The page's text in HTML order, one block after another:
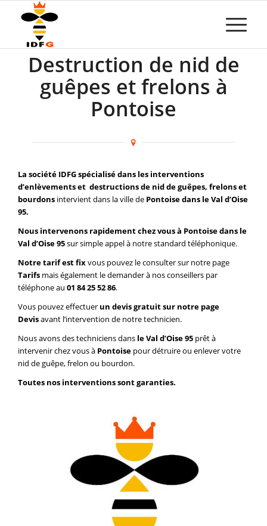
Destruction de nid de
guêpes et frelons à
Pontoise
La société IDFG spécialisé dans les interventions
d’enlèvements et destructions de nid de guêpes, frelons et
bourdons intervient dans la ville de Pontoise dans le Val d’Oise
95.
Nous intervenons rapidement chez vous à Pontoise dans le
Val d’Oise 95sur simple appel à notre standard téléphonique.
Notre tarif est fixvous pouvez le consulter sur notre page
Tarifs mais également le demander à nos conseillers par
téléphone au 01 84 25 52 86.
Vous pouvez effectuer un devis gratuit sur notre page
Devisavant l’intervention de notre technicien.
Nous avons des techniciens dans le Val d’Oise 95 prêt à
intervenir chez vous à Pontoise pour détruire ou enlever votre
nid de guêpe, frelon ou bourdon.
Toutes nos interventions sont garanties.